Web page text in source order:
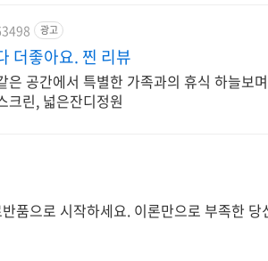
광고
더좋아요. 찐 리뷰
공간에서 특별한 가족과의 휴식 하늘보
크린, 넓은잔디정원
품으로 시작하세요. 이론만으로 부족한 당